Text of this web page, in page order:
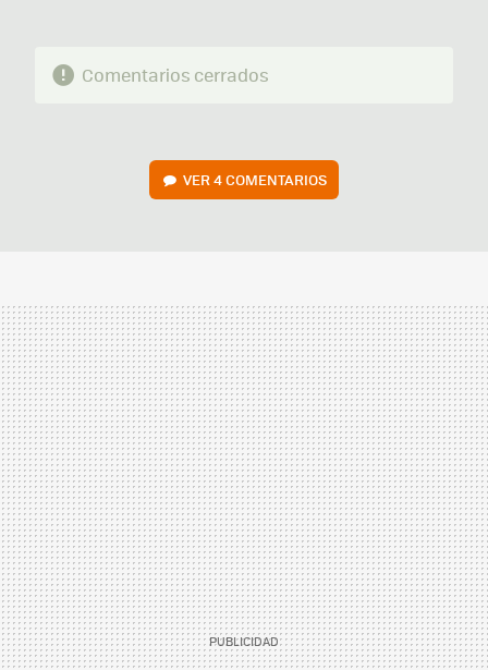
Comentarios cerrados
VER4 COMENTARIOS